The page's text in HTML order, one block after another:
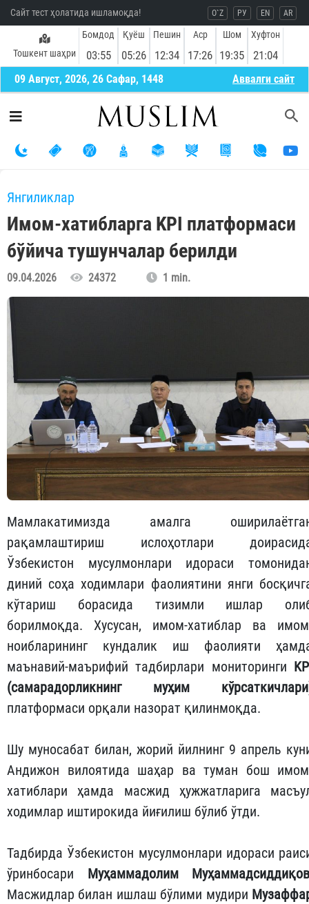
Сайт тест ҳолатида ишламоқда! O`Z РУ EN AR
Тошкент шаҳри
Бомдод
03:55
Қуёш
05:26
Пешин
12:34
Аср
17:26
Шом
19:35
Хуфтон
21:04
09 Август, 2026, 26 Сафар, 1448 Aввалги сайт
Янгиликлар
Имом-хатибларга KPI платформаси
бўйича тушунчалар берилди
09.04.2026 24372 1 min.
Мамлакатимизда амалга
рақамлаштириш ислоҳотлари
Ўзбекистон мусулмонлари идораси
диний соҳа ходимлари фаолиятини янги
кўтариш борасида тизимли ишлар
борилмоқда. Хусусан, имом-хатиблар ва
ноибларининг кундалик иш фаолияти
маънавий-маърифий тадбирлари мониторинги
(самарадорликнинг муҳим
платформаси орқали назорат қилинмоқда.
Шу муносабат билан, жорий йилнинг 9 апрель
Андижон вилоятида шаҳар ва туман бош
хатиблари ҳамда масжид ҳужжатларига
ходимлар иштирокида йиғилиш бўлиб ўтди.
Тадбирда Ўзбекистон мусулмонлари идораси
ўринбосари Муҳаммадолим Муҳаммадсиддиқов
Масжидлар билан ишлаш бўлими мудири